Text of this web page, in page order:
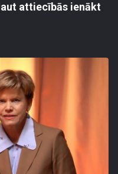
attiecībās ienākt